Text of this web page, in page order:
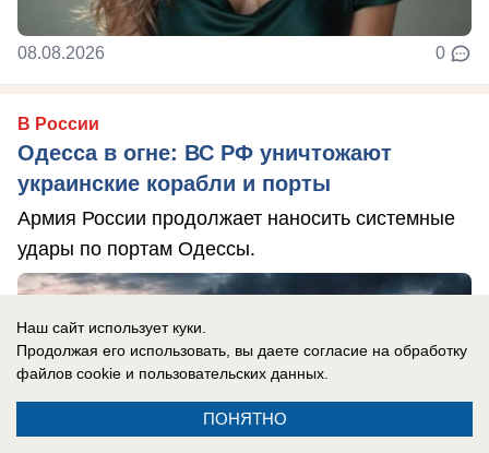
08.08.2026 0
В России
Одесса в огне: ВС РФ уничтожают
украинские корабли и порты
Армия России продолжает наносить системные
удары по портам Одессы.
Наш сайт использует куки.
Продолжая его использовать, вы даете согласие на обработку
файлов cookie и пользовательских данных.
ПОНЯТНО